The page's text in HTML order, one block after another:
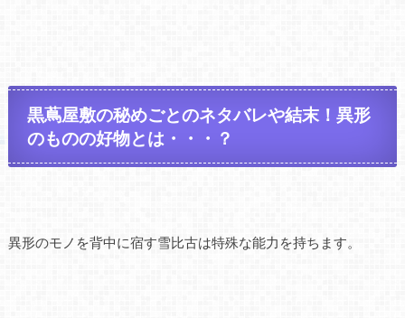
黒蔦屋敷の秘めごとのネタバレや結末！異形
のものの好物とは・・・？
異形のモノを背中に宿す雪比古は特殊な能力を持ちます。